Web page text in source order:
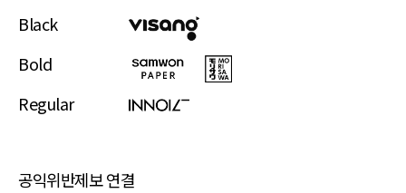
Black
Bold
Regular
공익위반제보 연결